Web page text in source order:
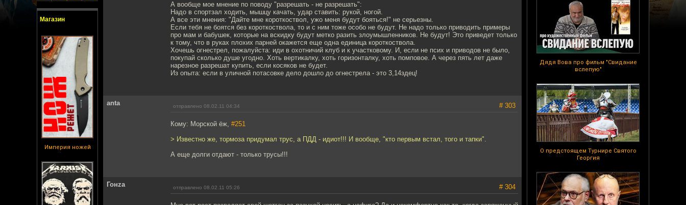
Магазин
Империя ножей
Дядя Вова про фильм "Свидание
вслепую"
О предстоящем Турнире Святого
Георгия
А вообще мое мнение по поводу "разрешать - не разрешать":
Надо в спортзал ходить, мышцу качать, удар ставить: рукой, ногой.
А все эти мнения: "Дайте мне короткоствол, ужо меня будут бояться!" не серьезны.
Если тебя не боятся без короткоствола, то и с ним тоже особо не будут. Не надо только приводить примеры
про мам и бабушек, которые на вскидку будут метко разить злоумышленников. Не будут! Это приведет только
к тому, что в руках плохих парней окажется еще одна единица короткоствола.
Хочешь огнестрел, пожалуйста: иди в охотничий клуб и к участковому. И, если не псих и приводов не было,
покупай сколько душе угодно. Хоть вертикалку, хоть горизонталку, хоть помповое. А через пять лет даже
нарезное разрешат купить, если косяков не будет.
Из опыта: если в уличной потасовке дело дошло до огнестрела - это 3,14здец!
anta отправлено 08.02.11 04:34 # 303
Кому: Морской ёж, #251
> Известно же, тормоза придумал трус, а ПДД - идиот!!! И вообще, "кто первым встал, того и тапки".
А еще долги отдают - только трусы!!!
Гонzа отправлено 08.02.11 05:26 # 304